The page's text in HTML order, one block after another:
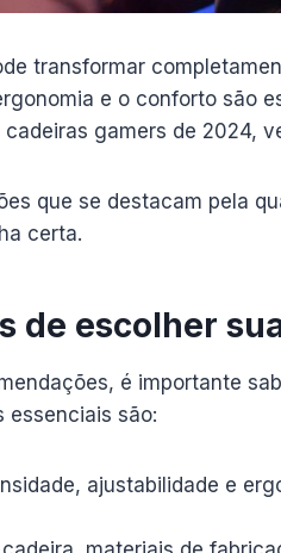
transformar
e o conforto são
gamers de 2024,
que se destacam pela
certa.
de escolher
é importante
essenciais são:
ajustabilidade e